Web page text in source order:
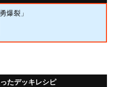
爆裂」
たデッキレシピ